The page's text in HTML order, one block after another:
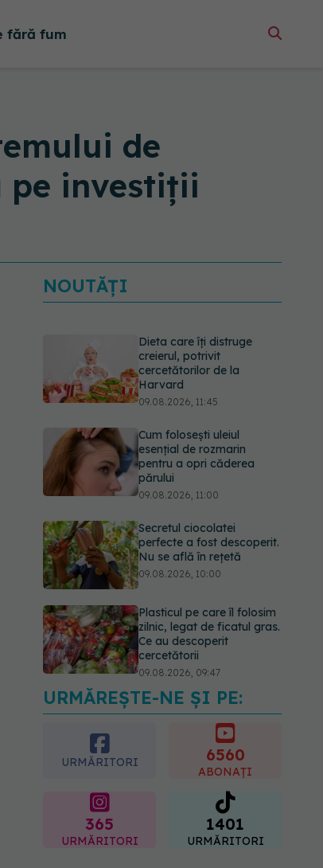
fără fum
de
pe investiții
NOUTĂȚI
Dieta care îți distruge
creierul, potrivit
cercetătorilor de la
Harvard
09.08.2026, 11:45
Cum folosești uleiul
esențial de rozmarin
pentru a opri căderea
părului
09.08.2026, 11:00
Secretul ciocolatei
perfecte a fost descoperit.
Nu se află în rețetă
09.08.2026, 10:00
Plasticul pe care îl folosim
zilnic, legat de ficatul gras.
Ce au descoperit
cercetătorii
09.08.2026, 09:47
Mai trebuie să numărăm
caloriile ca să slăbim? Ce
se schimbă în era
medicamentelor GLP-1
09.08.2026, 12:00
URMĂREȘTE-NE ȘI PE:
URMĂRITORI 6560
ABONAȚI
365
URMĂRITORI
1401
URMĂRITORI